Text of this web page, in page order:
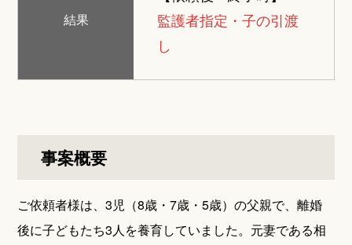
結果
監護者指定・子の引渡
し
事案概要
ご依頼者様は、3児（8歳・7歳・5歳）の父親で、離婚
後に子どもたち3人を養育していました。元妻である相